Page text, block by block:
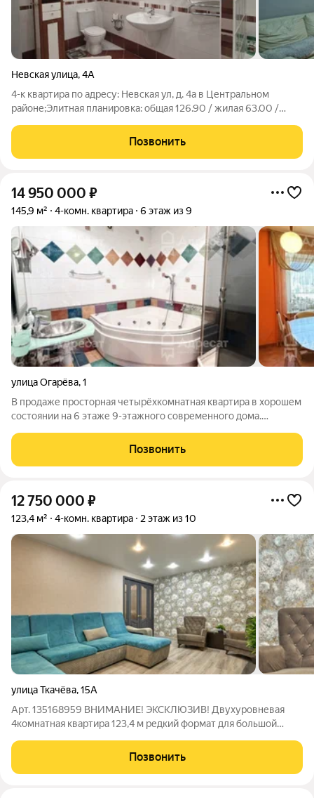
Невская улица,4А
4-к квартира по адресу: Невская ул, д. 4а в Центральном
районе;Элитная планировка: общая 126.90 / жилая 63.00 /
метровКвартира в отличном состоянии. Дизайнерские
потолки. Пластиковые окна.
Позвонить
14 950 000 ₽
145,9 м² 4-комн. квартира 6 этаж из 9
улица Огарёва,1
В продаже просторная четырёхкомнатная квартира в хорошем
состоянии на 6 этаже 9-этажного современного дома.
районе на улице Огарева. Рядом проходят улицы Рабоче-
Крестьянская, Козловская,
Позвонить
12 750 000 ₽
123,4 м² 4-комн. квартира 2 этаж из 10
улица Ткачёва,15А
Арт. 135168959 ВНИМАНИЕ! ЭКСКЛЮЗИВ! Двухуровневая
4комнатная квартира 123,4 м редкий формат для большой
городской жизни в Центральном районе Волгограда!
Позвонить